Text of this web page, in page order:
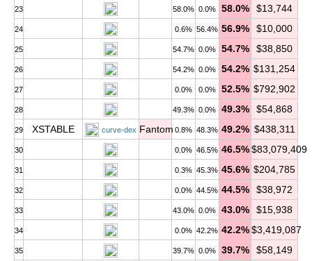
23 58.0% 0.0% 58.0% $13,744
24 0.6% 56.4% 56.9% $10,000
25 54.7% 0.0% 54.7% $38,850
26 54.2% 0.0% 54.2% $131,254
27 0.0% 0.0% 52.5% $792,902
28 49.3% 0.0% 49.3% $54,868
29 XSTABLE curve-dex Fantom 0.8% 48.3% 49.2% $438,311
30 0.0% 46.5% 46.5% $83,079,409
31 0.3% 45.3% 45.6% $204,785
32 0.0% 44.5% 44.5% $38,972
33 43.0% 0.0% 43.0% $15,938
34 0.0% 42.2% 42.2% $3,419,087
35 39.7% 0.0% 39.7% $58,149